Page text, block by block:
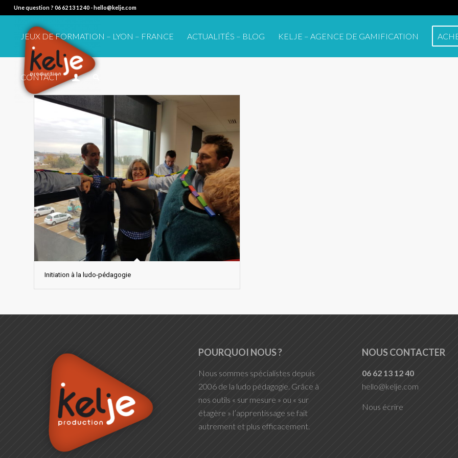
Une question ? 06 62 13 12 40-hello@kelje.com
JEUX DE FORMATION – LYON – FRANCE ACTUALITÉS – BLOG KELJE – AGENCE DE GAMIFICATION
CONTACT
Initiation à la ludo-pédagogie
POURQUOI NOUS ?
Nous sommes spécialistes depuis
2006 de la ludo pédagogie. Grâce à
nos outils « sur mesure » ou « sur
étagère » l’apprentissage se fait
autrement et plus efficacement.
NOUS CONTACTER
06 62 13 12 40
hello@kelje.com
Nous écrire